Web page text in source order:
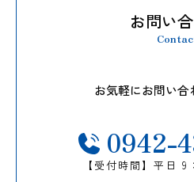
お問い
お気軽にお問い合
0942-
【受付時間】平日